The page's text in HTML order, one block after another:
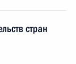
стран